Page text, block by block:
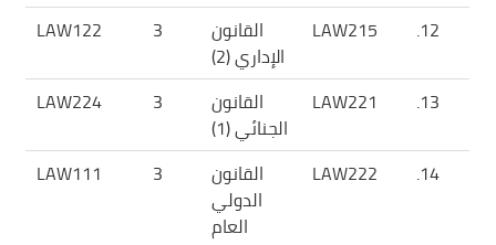
12.
LAW215
القانون
الإداري (2)
3
LAW122
13.
LAW221
القانون
الجنائي (1)
3
LAW224
14.
LAW222
القانون
الدولي
العام
3
LAW111